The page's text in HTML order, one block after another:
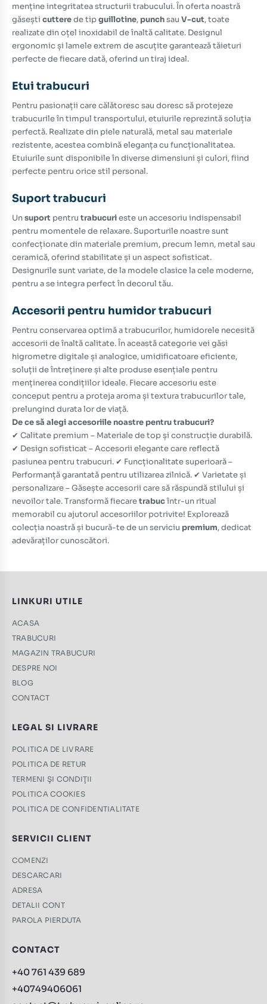
menține integritatea structurii trabucului. În oferta noastră
găsești cutterede tipguillotine, punchsau V-cut, toate
realizate din oțel inoxidabil de înaltă calitate. Designul
ergonomic și lamele extrem de ascuțite garantează tăieturi
perfecte de fiecare dată, oferind un tiraj ideal.
Etui trabucuri
Pentru pasionații care călătoresc sau doresc să protejeze
trabucurile în timpul transportului, etuiurile reprezintă soluția
perfectă. Realizate din piele naturală, metal sau materiale
rezistente, acestea combină eleganța cu funcționalitatea.
Etuiurile sunt disponibile în diverse dimensiuni și culori, fiind
perfecte pentru orice stil personal.
Suport trabucuri
Unsuport pentru trabucurieste un accesoriu indispensabil
pentru momentele de relaxare. Suporturile noastre sunt
confecționate din materiale premium, precum lemn, metal sau
ceramică, oferind stabilitate și un aspect sofisticat.
Designurile sunt variate, de la modele clasice la cele moderne,
pentru a se integra perfect în decorul tău.
Accesorii pentru humidor trabucuri
Pentru conservarea optimă a trabucurilor, humidorele necesită
accesorii de înaltă calitate. În această categorie vei găsi
higrometre digitale și analogice, umidificatoare eficiente,
soluții de întreținere și alte produse esențiale pentru
menținerea condițiilor ideale. Fiecare accesoriu este
conceput pentru a proteja aroma și textura trabucurilor tale,
prelungind durata lor de viață.
De ce să alegi accesoriile noastre pentru trabucuri?
✔ Calitate premium – Materiale de top și construcție durabilă.
✔ Design sofisticat – Accesorii elegante care reflectă
pasiunea pentru trabucuri. ✔ Funcționalitate superioară –
Performanță garantată pentru utilizarea zilnică. ✔ Varietate și
personalizare – Găsește accesorii care să răspundă stilului și
nevoilor tale. Transformă fiecaretrabucîntr-un ritual
memorabil cu ajutorul accesoriilor potrivite! Explorează
colecția noastră și bucură-te de un serviciu premium, dedicat
adevăraților cunoscători.
LINKURI UTILE
ACASA
TRABUCURI
MAGAZIN TRABUCURI
DESPRE NOI
BLOG
CONTACT
LEGAL SI LIVRARE
POLITICA DE LIVRARE
POLITICA DE RETUR
TERMENI ŞI CONDIŢII
POLITICA COOKIES
POLITICA DE CONFIDENTIALITATE
SERVICII CLIENT
COMENZI
DESCARCARI
ADRESA
DETALII CONT
PAROLA PIERDUTA
CONTACT
+40 761 439 689
+40749406061